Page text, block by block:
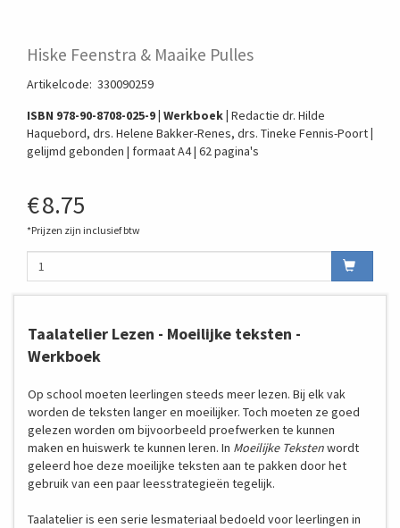
Hiske Feenstra & Maaike Pulles
Artikelcode: 330090259
ISBN 978-90-8708-025-9| Werkboek | Redactie dr. Hilde
Haquebord, drs. Helene Bakker-Renes, drs. Tineke Fennis-Poort|
gelijmd gebonden | formaat A4 | 62 pagina's
€8.75
*Prijzen zijn inclusief btw
Taalatelier Lezen - Moeilijke teksten -
Werkboek
Op school moeten leerlingen steeds meer lezen. Bij elk vak
worden de teksten langer en moeilijker. Toch moeten ze goed
gelezen worden om bijvoorbeeld proefwerken te kunnen
maken en huiswerk te kunnen leren. In Moeilijke Tekstenwordt
geleerd hoe deze moeilijke teksten aan te pakken door het
gebruik van een paar leesstrategieën tegelijk.
Taalatelier is een serie lesmateriaal bedoeld voor leerlingen in